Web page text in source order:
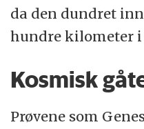
da den dundret
hundre kilometer
Kosmisk
Prøvene som